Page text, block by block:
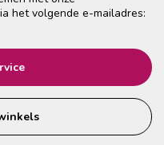
het volgende e-mailadres: